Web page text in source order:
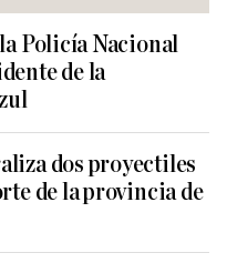
Policía Nacional
de la
dos proyectiles
de la provincia de